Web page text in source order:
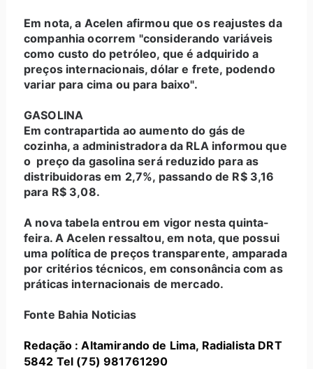
Em nota, a Acelen afirmou que os reajustes da
companhia ocorrem "considerando variáveis
como custo do petróleo, que é adquirido a
preços internacionais, dólar e frete, podendo
variar para cima ou para baixo".
GASOLINA
Em contrapartida ao aumento do gás de
cozinha, a administradora da RLA informou que
o preço da gasolina será reduzido para as
distribuidoras em 2,7%, passando de R$ 3,16
para R$ 3,08.
A nova tabela entrou em vigor nesta quinta-
feira. A Acelen ressaltou, em nota, que possui
uma política de preços transparente, amparada
por critérios técnicos, em consonância com as
práticas internacionais de mercado.
Fonte Bahia Noticias
Redação : Altamirando de Lima, Radialista DRT
5842 Tel (75) 981761290